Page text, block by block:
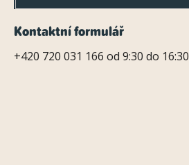
Kontaktní formulář
+420 720 031 166 od 9:30 do 16:30